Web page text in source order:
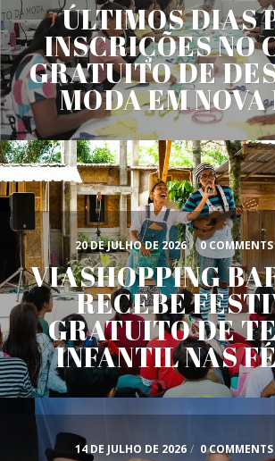
ÚLTIMOS DIAS
INSCRIÇÕES NO
GRATUITO DE
MODA EM
20 DE JULHO DE 2026 / 0 COMMENTS
VIASHOPPING
RECEBE
GRATUITO DE
INFANTIL NAS
14 DE JULHO DE 2026 / 0 COMMENTS